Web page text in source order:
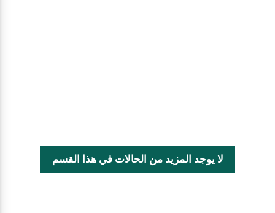
لا يوجد المزيد من الحالات في هذا القسم